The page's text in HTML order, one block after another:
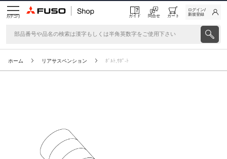
カテゴリ ガイド 問合せ カート
ログイン/
新規登録
ホーム リアサスペンション ﾎﾞﾙﾄ,ｻﾎﾟ-ﾄ